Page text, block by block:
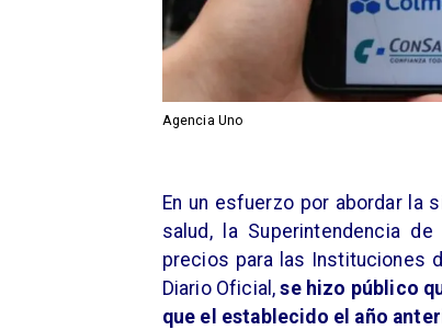
Agencia Uno
​En un esfuerzo por abordar la
salud, la Superintendencia
precios para las Instituciones
Diario Oficial, se hizo público
que el establecido el año